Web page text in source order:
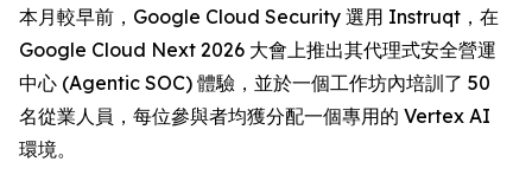
本月較早前，Google Cloud Security 選用 Instruqt，在
Google Cloud Next 2026 大會上推出其代理式安全營運
中心 (Agentic SOC) 體驗，並於一個工作坊內培訓了 50
名從業人員，每位參與者均獲分配一個專用的 Vertex AI
環境。